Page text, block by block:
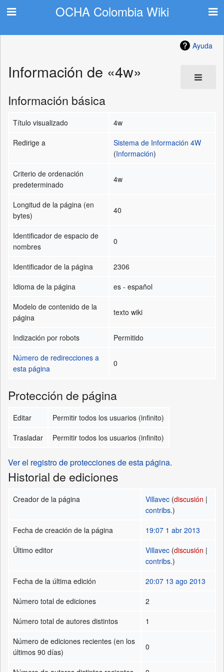
OCHA Colombia Wiki
Ayuda
Información de «4w»
Información básica
Título visualizado
4w
Redirige a
Sistema de Información 4W
(Información)
Criterio de ordenación
predeterminado
4w
Longitud de la página (en
bytes)
40
Identificador de espacio de
nombres
0
Identificador de la página
2306
Idioma de la página
es - español
Modelo de contenido de la
página
texto wiki
Indización por robots
Permitido
Número de redirecciones a
esta página
0
Protección de página
Editar
Permitir todos los usuarios (infinito)
Trasladar
Permitir todos los usuarios (infinito)
Ver el registro de protecciones de esta página.
Historial de ediciones
Creador de la página Villavec (discusión |
contribs.)
Fecha de creación de la página
19:07 1 abr 2013
Último editor
Villavec (discusión |
contribs.)
Fecha de la última edición
20:07 13 ago 2013
Número total de ediciones
2
Número total de autores distintos
1
Número de ediciones recientes (en los
últimos 90 días)
0